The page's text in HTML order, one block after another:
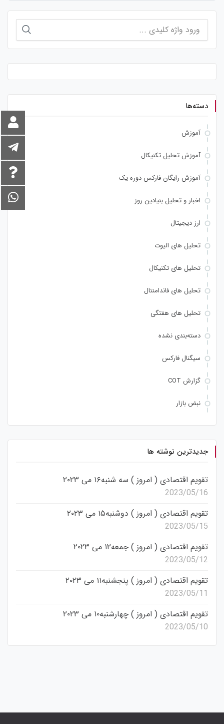
جستجو
برای:
دسته‌ها
آموزش
آموزش تحلیل تکنیکال
آموزش رایگان فارکس دوره یک
اخبار و تحلیل بنیادین روز
ارز دیجیتال
تحلیل های الیوت
تحلیل های تکنیکال
تحلیل های فاندامنتال
تحلیل های هفتگی
دسته‌بندی نشده
سیگنال فارکس
گزارش COT
نبض بازار
جدیدترین نوشته ها
تقویم اقتصادی ( امروز ) سه شنبه۱۶ می ۲۰۲۳
2023/05/16
تقویم اقتصادی ( امروز ) دوشنبه۱۵ می ۲۰۲۳
2023/05/15
تقویم اقتصادی ( امروز ) جمعه۱۲ می ۲۰۲۳
2023/05/12
تقویم اقتصادی ( امروز ) پنجشنبه۱۱ می ۲۰۲۳
2023/05/11
تقویم اقتصادی ( امروز ) چهارشنبه۱۰ می ۲۰۲۳
2023/05/10